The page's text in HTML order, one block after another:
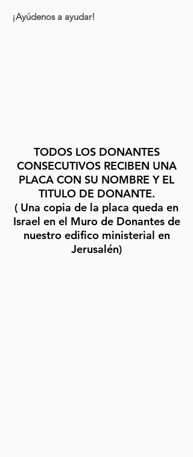
¡Ayúdenos a ayudar!
TODOS LOS DONANTES
CONSECUTIVOS RECIBEN UNA
PLACA CON SU NOMBRE Y EL
TITULO DE DONANTE.
( Una copia de la placa queda en
Israel en el Muro de Donantes de
nuestro edifico ministerial en
Jerusalén)